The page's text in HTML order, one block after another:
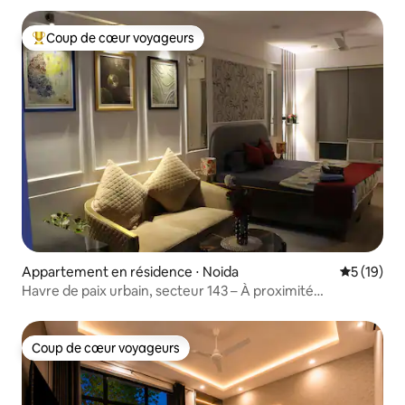
Coups de cœur voyageurs les plus appréciés
Coup de cœur voyageurs
Appartement en résidence ⋅ Noida
5 (19)
Havre de paix urbain, secteur 143 – À proximité
Coup de cœur voyageurs
Coup de cœur voyageurs